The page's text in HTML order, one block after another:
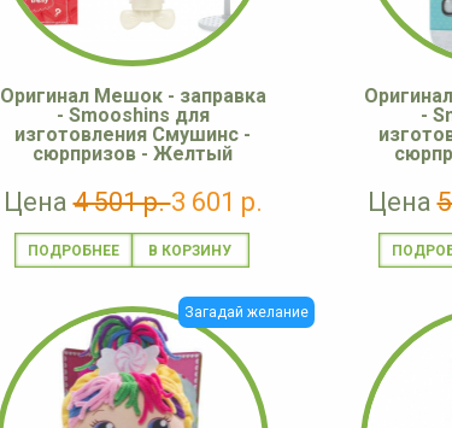
Оригинал Мешок - заправка
- Smooshins для
изготовления Смушинс -
сюрпризов - Желтый
Цена4 501 р.3 601 р.
ПОДРОБНЕЕ
-
Цена
Загадай желание